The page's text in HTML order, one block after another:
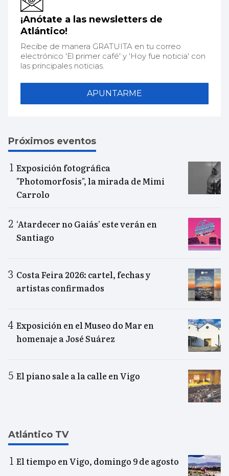
¡Anótate a las newsletters de
Atlántico!
Recibe de manera GRATUITA en tu correo
electrónico 'El primer café' y 'Hoy fue noticia' con
las principales noticias.
APUNTARME
Próximos eventos
Exposición fotográfica
"Photomorfosis", la mirada de Mimi
Carrolo
‘Atardecer no Gaiás’ este verán en
Santiago
Costa Feira 2026: cartel, fechas y
artistas confirmados
Exposición en el Museo do Mar en
homenaje a José Suárez
El piano sale a la calle en Vigo
Atlántico TV
El tiempo en Vigo, domingo 9 de agosto